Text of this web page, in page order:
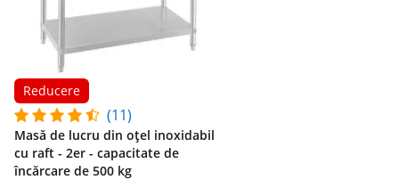
Reducere
(11)
Masă de lucru din oțel inoxidabil
cu raft - 2er - capacitate de
încărcare de 500 kg